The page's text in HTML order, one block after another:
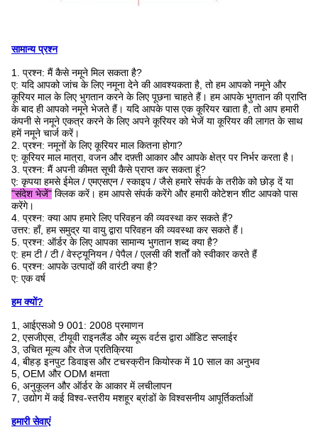
सामान्य प्रश्न
1. प्रश्न: मैं कैसे नमूने मिल सकता है?
ए: यदि आपको जांच के लिए नमूना देने की आवश्यकता है, तो हम आपको नमूने और
कूरियर माल के लिए भुगतान करने के लिए पूछना चाहते हैं। हम आपके भुगतान की प्राप्ति
के बाद ही आपको नमूने भेजते हैं। यदि आपके पास एक कूरियर खाता है, तो आप हमारी
कंपनी से नमूने एकत्र करने के लिए अपने कूरियर को भेजें या कूरियर की लागत के साथ
हमें नमूने चार्ज करें।
2. प्रश्न: नमूनों के लिए कूरियर माल कितना होगा?
ए: कूरियर माल मात्रा, वजन और दफ़्ती आकार और आपके क्षेत्र पर निर्भर करता है।
3. प्रश्न: मैं अपनी कीमत सूची कैसे प्राप्त कर सकता हूं?
ए: कृपया हमसे ईमेल / एमएसएन / स्काइप / जैसे हमारे संपर्क के तरीके को छोड़ दें या
"संदेश भेजें" क्लिक करें। हम आपसे संपर्क करेंगे और हमारी कोटेशन शीट आपको पास
करेंगे।
4. प्रश्न: क्या आप हमारे लिए परिवहन की व्यवस्था कर सकते हैं?
उत्तर: हाँ, हम समुद्र या वायु द्वारा परिवहन की व्यवस्था कर सकते हैं।
5. प्रश्न: ऑर्डर के लिए आपका सामान्य भुगतान शब्द क्या है?
ए: हम टी / टी / वेस्ट्यूनियन / पेपैल / एलसी की शर्तों को स्वीकार करते हैं
6. प्रश्न: आपके उत्पादों की वारंटी क्या है?
ए: एक वर्ष
हम क्यों?
1, आईएसओ 9 001: 2008 प्रमाणन
2, एसजीएस, टीयूवी राइनलैंड और ब्यूरू वर्टस द्वारा ऑडिट सप्लाईर
3, उचित मूल्य और तेज प्रतिक्रिया
4, बीहड़ इनपुट डिवाइस और टचस्क्रीन कियोस्क में 10 साल का अनुभव
5, OEM और ODM क्षमता
6, अनुकूलन और ऑर्डर के आकार में लचीलापन
7, उद्योग में कई विश्व-स्तरीय मशहूर ब्रांडों के विश्वसनीय आपूर्तिकर्ताओं
हमारी सेवाएं